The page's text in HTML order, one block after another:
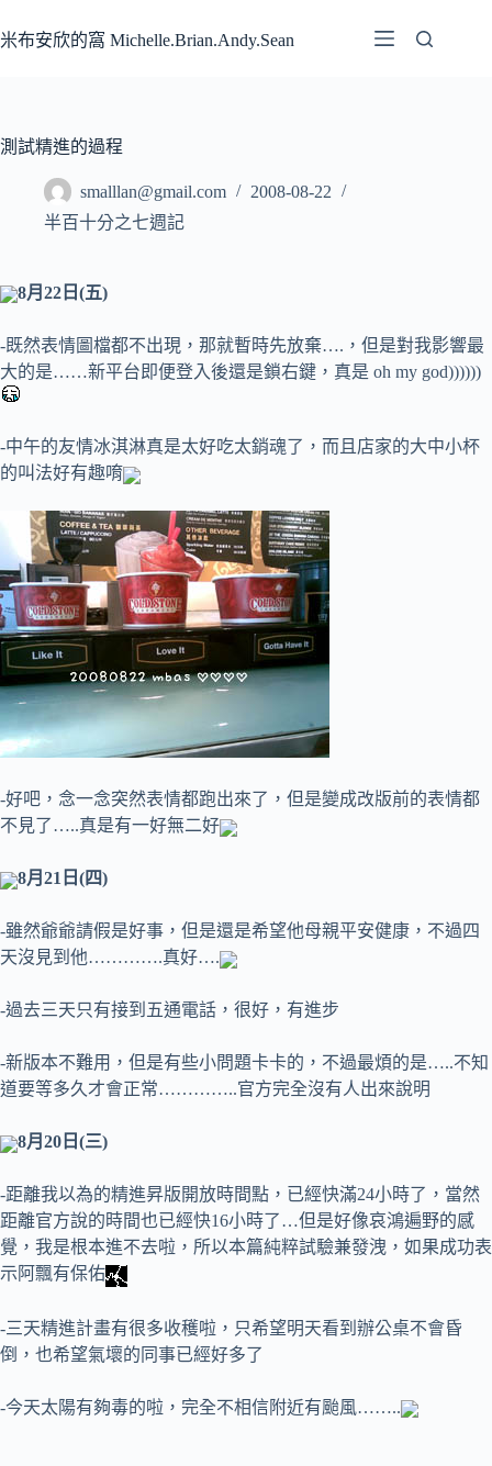
至
容
米布安欣的窩 Michelle.Brian.Andy.Sean
測試精進的過程
smalllan@gmail.com
2008-08-22
半百十分之七週記
8月22日(五)
-既然表情圖檔都不出現，那就暫時先放棄….，但是對我影響最
大的是……新平台即便登入後還是鎖右鍵，真是 oh my god))))))
-中午的友情冰淇淋真是太好吃太銷魂了，而且店家的大中小杯
的叫法好有趣唷
-好吧，念一念突然表情都跑出來了，但是變成改版前的表情都
不見了…..真是有一好無二好
8月21日(四)
-雖然爺爺請假是好事，但是還是希望他母親平安健康，不過四
天沒見到他………….真好….
-過去三天只有接到五通電話，很好，有進步
-新版本不難用，但是有些小問題卡卡的，不過最煩的是…..不知
道要等多久才會正常…………..官方完全沒有人出來說明
8月20日(三)
-距離我以為的精進昇版開放時間點，已經快滿24小時了，當然
距離官方說的時間也已經快16小時了…但是好像哀鴻遍野的感
覺，我是根本進不去啦，所以本篇純粹試驗兼發洩，如果成功表
示阿飄有保佑
-三天精進計畫有很多收穫啦，只希望明天看到辦公桌不會昏
倒，也希望氣壞的同事已經好多了
-今天太陽有夠毒的啦，完全不相信附近有颱風……..